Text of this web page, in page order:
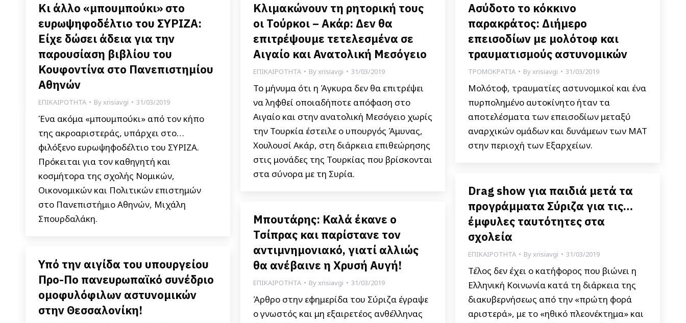
Κι άλλο «μπουμπούκι» στο
ευρωψηφοδέλτιο του ΣΥΡΙΖΑ:
Είχε δώσει άδεια για την
παρουσίαση βιβλίου του
Κουφοντίνα στο Πανεπιστημίου
Αθηνών
ΕΠΙΚΑΙΡΟΤΗΤΑ Byxrisiavgi 31/03/2019
Ένα ακόμα «μπουμπούκι» από τον κήπο
της ακροαριστεράς, υπάρχει στο…
φιλόξενο ευρωψηφοδέλτιο του ΣΥΡΙΖΑ.
Πρόκειται για τον καθηγητή και
κοσμήτορα της σχολής Νομικών,
Οικονομικών και Πολιτικών επιστημών
στο Πανεπιστήμιο Αθηνών, Μιχάλη
Σπουρδαλάκη.
Κλιμακώνουν τη ρητορική τους
οι Τούρκοι – Ακάρ: Δεν θα
επιτρέψουμε τετελεσμένα σε
Αιγαίο και Ανατολική Μεσόγειο
ΕΠΙΚΑΙΡΟΤΗΤΑ Byxrisiavgi 31/03/2019
Το μήνυμα ότι η Άγκυρα δεν θα επιτρέψει
να ληφθεί οποιαδήποτε απόφαση στο
Αιγαίο και στην ανατολική Μεσόγειο χωρίς
την Τουρκία έστειλε ο υπουργός Άμυνας,
Χουλουσί Ακάρ, στη διάρκεια επιθεώρησης
στις μονάδες της Τουρκίας που βρίσκονται
στα σύνορα με τη Συρία.
Ασύδοτο το κόκκινο
παρακράτος: Διήμερο
επεισοδίων με μολότοφ και
τραυματισμούς αστυνομικών
ΤΡΟΜΟΚΡΑΤΙΑ Byxrisiavgi 31/03/2019
Μολότοφ, τραυματίες αστυνομικοί και ένα
πυρπολημένο αυτοκίνητο ήταν τα
αποτελέσματα των επεισοδίων μεταξύ
αναρχικών ομάδων και δυνάμεων των ΜΑΤ
στην περιοχή των Εξαρχείων.
Drag show για παιδιά μετά τα
προγράμματα Σύριζα για τις…
έμφυλες ταυτότητες στα
σχολεία
ΕΠΙΚΑΙΡΟΤΗΤΑ Byxrisiavgi 31/03/2019
Τέλος δεν έχει ο κατήφορος που βιώνει η
Ελληνική Κοινωνία κατά τη διάρκεια της
διακυβερνήσεως από την «πρώτη φορά
αριστερά», με το «ηθικό πλεονέκτημα» και
Μπουτάρης: Καλά έκανε ο
Τσίπρας και παρίστανε τον
αντιμνημονιακό, γιατί αλλιώς
θα ανέβαινε η Χρυσή Αυγή!
ΕΠΙΚΑΙΡΟΤΗΤΑ Byxrisiavgi 31/03/2019
Άρθρο στην εφημερίδα του Σύριζα έγραψε
ο γνωστός και μη εξαιρετέος ανθέλληνας
Υπό την αιγίδα του υπουργείου
Προ-Πο πανευρωπαϊκό συνέδριο
ομοφυλόφιλων αστυνομικών
στην Θεσσαλονίκη!